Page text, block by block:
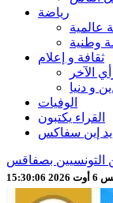
رياضة
عالمية
وطنية
ثقافة و إعلام
الآخر
و دنيا
الوفيات
القراء يكتبون
إين سفاكس
التونسيين بصفاقس
15:30:08